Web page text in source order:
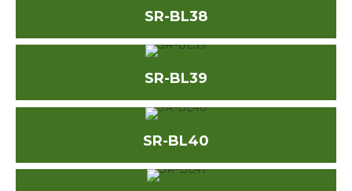
SR-BL38
SR-BL39
SR-BL40